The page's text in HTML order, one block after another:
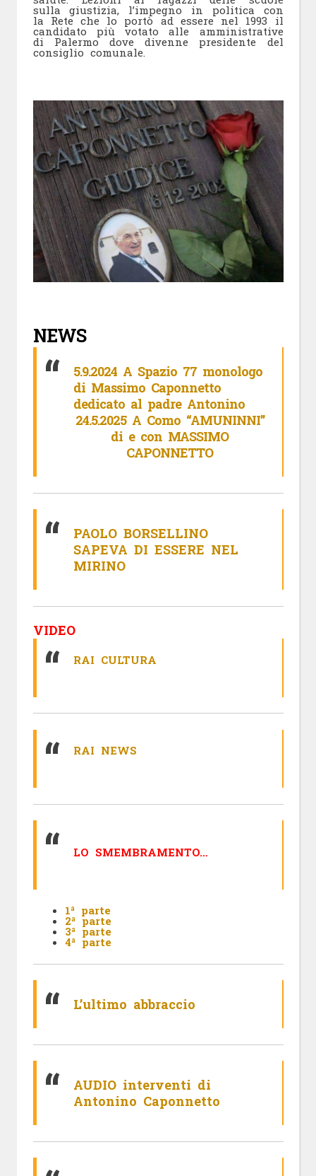
sulla giustizia, l’impegno in politica con
la Rete che lo portò ad essere nel 1993 il
candidato più votato alle amministrative
di Palermo dove divenne presidente del
consiglio comunale.
NEWS
5.9.2024 A Spazio 77 monologo
di Massimo Caponnetto
dedicato al padre Antonino
24.5.2025 A Como “AMUNINNI”
di e con MASSIMO
CAPONNETTO
PAOLO BORSELLINO
SAPEVA DI ESSERE NEL
MIRINO
VIDEO
RAI CULTURA
RAI NEWS
LO SMEMBRAMENTO…
1ª parte
2ª parte
3ª parte
4ª parte
L’ultimo abbraccio
AUDIO interventi di
Antonino Caponnetto